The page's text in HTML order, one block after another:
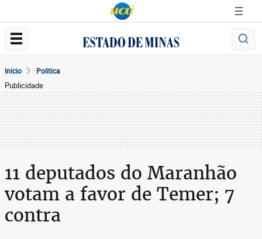
Início Politica
Publicidade
11 deputados do Maranhão
votam a favor de Temer; 7
contra